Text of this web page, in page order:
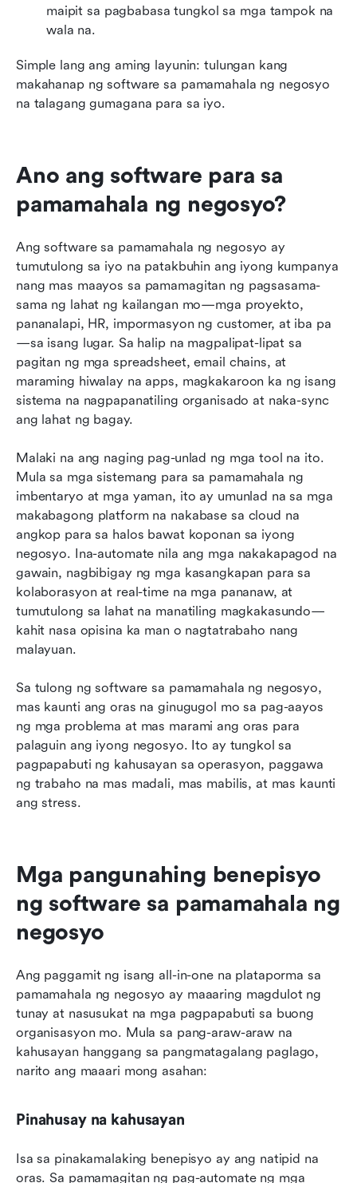
maipit sa pagbabasa tungkol sa mga tampok na
wala na.
Simple lang ang aming layunin: tulungan kang
makahanap ng software sa pamamahala ng negosyo
na talagang gumagana para sa iyo.
Ano ang software para sa
pamamahala ng negosyo?
Ang software sa pamamahala ng negosyo ay
tumutulong sa iyo na patakbuhin ang iyong kumpanya
nang mas maayos sa pamamagitan ng pagsasama-
sama ng lahat ng kailangan mo—mga proyekto,
pananalapi, HR, impormasyon ng customer, at iba pa
—sa isang lugar. Sa halip na magpalipat-lipat sa
pagitan ng mga spreadsheet, email chains, at
maraming hiwalay na apps, magkakaroon ka ng isang
sistema na nagpapanatiling organisado at naka-sync
ang lahat ng bagay.
Malaki na ang naging pag-unlad ng mga tool na ito.
Mula sa mga sistemang para sa pamamahala ng
imbentaryo at mga yaman, ito ay umunlad na sa mga
makabagong platform na nakabase sa cloud na
angkop para sa halos bawat koponan sa iyong
negosyo. Ina-automate nila ang mga nakakapagod na
gawain, nagbibigay ng mga kasangkapan para sa
kolaborasyon at real-time na mga pananaw, at
tumutulong sa lahat na manatiling magkakasundo—
kahit nasa opisina ka man o nagtatrabaho nang
malayuan.
Sa tulong ng software sa pamamahala ng negosyo,
mas kaunti ang oras na ginugugol mo sa pag-aayos
ng mga problema at mas marami ang oras para
palaguin ang iyong negosyo. Ito ay tungkol sa
pagpapabuti ng kahusayan sa operasyon, paggawa
ng trabaho na mas madali, mas mabilis, at mas kaunti
ang stress.
Mga pangunahing benepisyo
ng software sa pamamahala ng
negosyo
Ang paggamit ng isang all-in-one na plataporma sa
pamamahala ng negosyo ay maaaring magdulot ng
tunay at nasusukat na mga pagpapabuti sa buong
organisasyon mo. Mula sa pang-araw-araw na
kahusayan hanggang sa pangmatagalang paglago,
narito ang maaari mong asahan:
Pinahusay na kahusayan
Isa sa pinakamalaking benepisyo ay ang natipid na
oras. Sa pamamagitan ng pag-automate ng mga